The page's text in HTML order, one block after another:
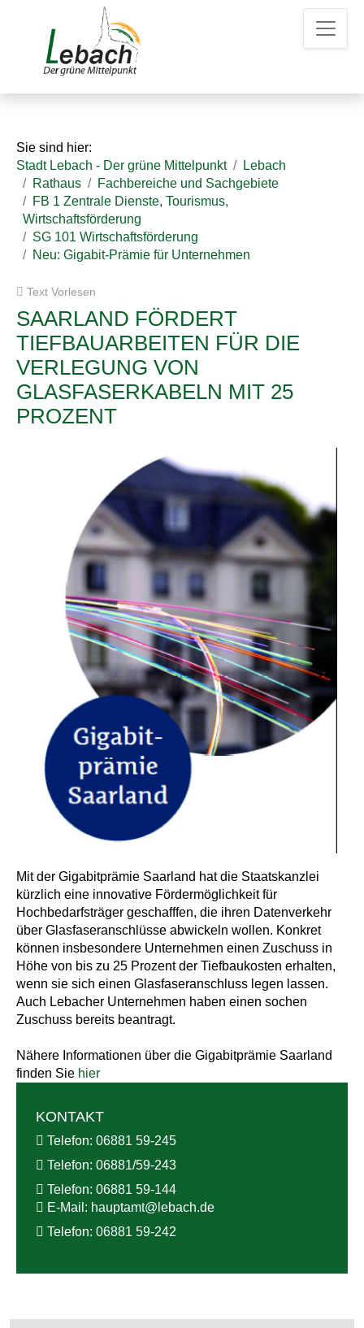
u
h
K
Sie sind hier:
Stadt Lebach - Der grüne Mittelpunkt
Lebach
Rathaus
Fachbereiche und Sachgebiete
FB 1 Zentrale Dienste, Tourismus,
Wirtschaftsförderung
SG 101 Wirtschaftsförderung
Neu: Gigabit-Prämie für Unternehmen
Text Vorlesen
SAARLAND FÖRDERT
TIEFBAUARBEITEN FÜR DIE
VERLEGUNG VON
GLASFASERKABELN MIT 25
PROZENT
Mit der Gigabitprämie Saarland hat die Staatskanzlei
kürzlich eine innovative Fördermöglichkeit für
Hochbedarfsträger geschafffen, die ihren Datenverkehr
über Glasfaseranschlüsse abwickeln wollen. Konkret
können insbesondere Unternehmen einen Zuschuss in
Höhe von bis zu 25 Prozent der Tiefbaukosten erhalten,
wenn sie sich einen Glasfaseranschluss legen lassen.
Auch Lebacher Unternehmen haben einen sochen
Zuschuss bereits beantragt.
Nähere Informationen über die Gigabitprämie Saarland
finden Sie hier
KONTAKT
Telefon: 06881 59-245
Telefon: 06881/59-243
Telefon: 06881 59-144
E-Mail: hauptamt@ lebach.de
Telefon: 06881 59-242